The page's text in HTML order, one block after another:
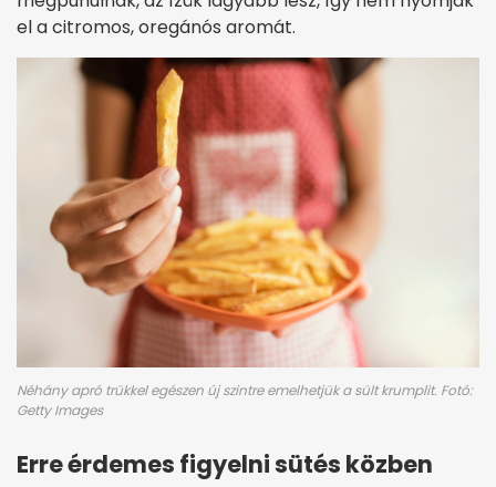
el a citromos, oregánós aromát.
Néhány apró trükkel egészen új szintre emelhetjük a sült krumplit. Fotó:
Getty Images
Erre érdemes figyelni sütés közben